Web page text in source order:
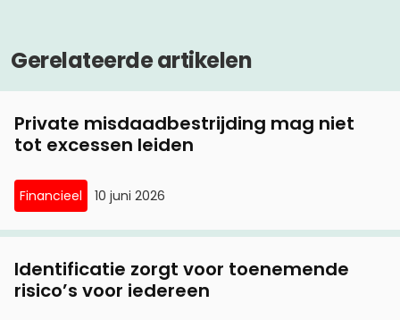
Gerelateerde artikelen
Private misdaadbestrijding mag niet
tot excessen leiden
Financieel 10 juni 2026
Identificatie zorgt voor toenemende
risico’s voor iedereen